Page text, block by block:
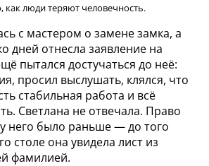
люди теряют человечность.
с мастером о замене замка, а
дней отнесла заявление на
пытался достучаться до неё:
просил выслушать, клялся, что
стабильная работа и всё
Светлана не отвечала. Право
него было раньше — до того
столе она увидела лист из
фамилией.